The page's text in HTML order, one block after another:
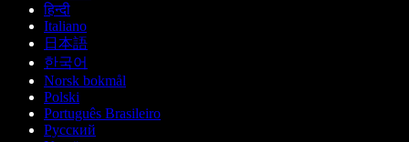
हिन्दी
Italiano
日本語
한국어
Norsk bokmål
Polski
Português Brasileiro
Русский